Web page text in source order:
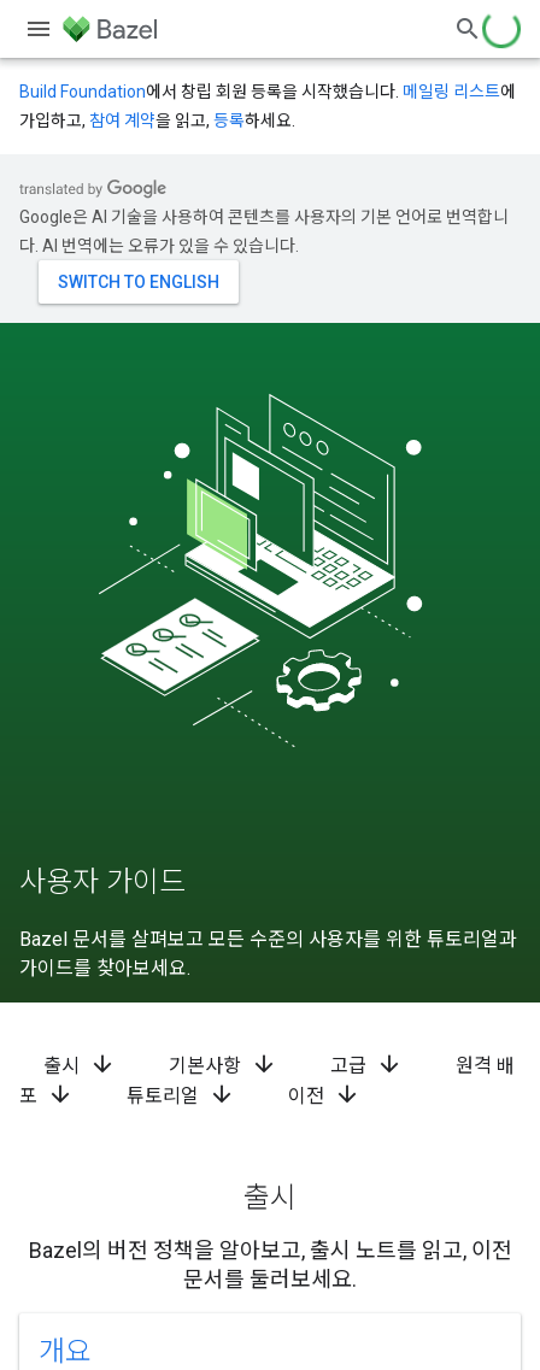
Build Foundation에서 창립 회원 등록을 시작했습니다. 메일링 리스트에
가입하고, 참여 계약을 읽고, 등록하세요.
Google은 AI 기술을 사용하여 콘텐츠를 사용자의 기본 언어로 번역합니
다. AI 번역에는 오류가 있을 수 있습니다.
사용자 가이드
Bazel 문서를 살펴보고 모든 수준의 사용자를 위한 튜토리얼과
가이드를 찾아보세요.
출시 arrow_downward 기본사항 arrow_downward 고급 arrow_downward
원격 배
포
arrow_downward 튜토리얼 arrow_downward 이전 arrow_downward
출시
Bazel의 버전 정책을 알아보고, 출시 노트를 읽고, 이전
문서를 둘러보세요.
개요